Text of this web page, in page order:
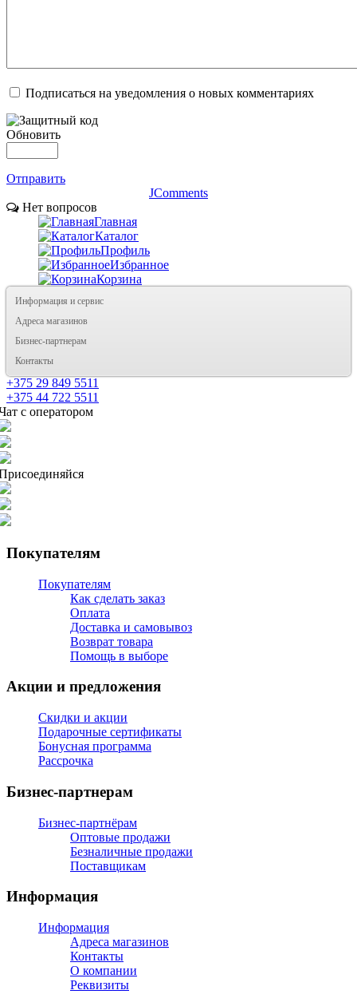
Подписаться на уведомления о новых комментариях
Обновить
Отправить
JComments
Нет вопросов
Главная
Каталог
Профиль
Избранное
Корзина
Информация и сервис
Адреса магазинов
Бизнес-партнерам
Контакты
+375 29 849 5511
+375 44 722 5511
с оператором
Покупателям
Покупателям
Как сделать заказ
Оплата
Доставка и самовывоз
Возврат товара
Помощь в выборе
Акции и предложения
Скидки и акции
Подарочные сертификаты
Бонусная программа
Рассрочка
Бизнес-партнерам
Бизнес-партнёрам
Оптовые продажи
Безналичные продажи
Поставщикам
Информация
Информация
Адреса магазинов
Контакты
О компании
Реквизиты